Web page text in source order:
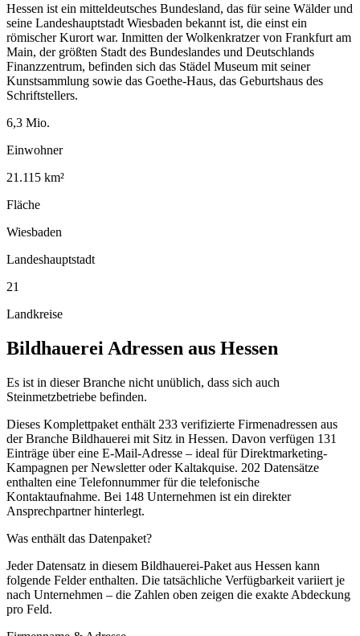
Hessen ist ein mitteldeutsches Bundesland, das für seine Wälder und
seine Landeshauptstadt Wiesbaden bekannt ist, die einst ein
römischer Kurort war. Inmitten der Wolkenkratzer von Frankfurt am
Main, der größten Stadt des Bundeslandes und Deutschlands
Finanzzentrum, befinden sich das Städel Museum mit seiner
Kunstsammlung sowie das Goethe-Haus, das Geburtshaus des
Schriftstellers.
6,3 Mio.
Einwohner
21.115 km²
Fläche
Wiesbaden
Landeshauptstadt
21
Landkreise
Bildhauerei Adressen aus Hessen
Es ist in dieser Branche nicht unüblich, dass sich auch
Steinmetzbetriebe befinden.
Dieses Komplettpaket enthält 233 verifizierte Firmenadressen aus
der Branche Bildhauerei mit Sitz in Hessen. Davon verfügen 131
Einträge über eine E-Mail-Adresse – ideal für Direktmarketing-
Kampagnen per Newsletter oder Kaltakquise. 202 Datensätze
enthalten eine Telefonnummer für die telefonische
Kontaktaufnahme. Bei 148 Unternehmen ist ein direkter
Ansprechpartner hinterlegt.
Was enthält das Datenpaket?
Jeder Datensatz in diesem Bildhauerei-Paket aus Hessen kann
folgende Felder enthalten. Die tatsächliche Verfügbarkeit variiert je
nach Unternehmen – die Zahlen oben zeigen die exakte Abdeckung
pro Feld.